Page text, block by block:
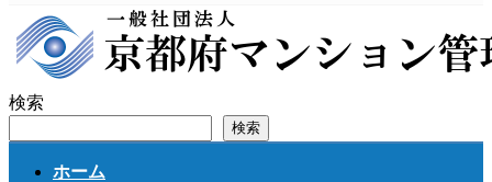
ッ
プ
移
動
検索
検索
ホーム